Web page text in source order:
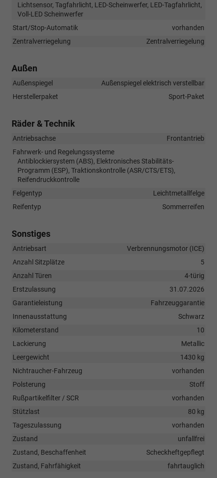
Lichtsensor, Tagfahrlicht, LED-Scheinwerfer, LED-Tagfahrlicht,
Voll-LED Scheinwerfer
Start/Stop-Automatik
vorhanden
Zentralverriegelung
Zentralverriegelung
Außen
Außenspiegel
Außenspiegel elektrisch verstellbar
Herstellerpaket
Sport-Paket
Räder & Technik
Antriebsachse
Frontantrieb
Fahrwerk- und Regelungssysteme
Antiblockiersystem (ABS), Elektronisches Stabilitäts-
Programm (ESP), Traktionskontrolle (ASR/CTS/ETS),
Reifendruckkontrolle
Felgentyp
Leichtmetallfelge
Reifentyp
Sommerreifen
Sonstiges
Antriebsart
Verbrennungsmotor (ICE)
Anzahl Sitzplätze
5
Anzahl Türen
4-türig
Erstzulassung
31.07.2026
Garantieleistung
Fahrzeuggarantie
Innenausstattung
Schwarz
Kilometerstand
10
Lackierung
Metallic
Leergewicht
1430 kg
Nichtraucher-Fahrzeug
vorhanden
Polsterung
Stoff
Rußpartikelfilter / SCR
vorhanden
Stützlast
80 kg
Tageszulassung
vorhanden
Zustand
unfallfrei
Zustand, Beschaffenheit
Scheckheftgepflegt
Zustand, Fahrfähigkeit
fahrtauglich